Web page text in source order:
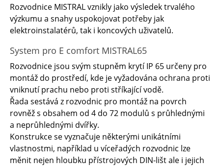
Rozvodnice MISTRAL vznikly jako výsledek trvalého
výzkumu a snahy uspokojovat potřeby jak
elektroinstalatérů, tak i koncových uživatelů.
System pro E comfort MISTRAL65
Rozvodnice jsou svým stupněm krytí IP 65 určeny pro
montáž do prostředí, kde je vyžadována ochrana proti
vniknutí prachu nebo proti stříkající vodě.
Řada sestává z rozvodnic pro montáž na povrch
rovněž s obsahem od 4 do 72 modulů s průhlednými
a neprůhlednými dvířky.
Konstrukce se vyznačuje některými unikátními
vlastnostmi, například u víceřadých rozvodnic lze
měnit nejen hloubku přístrojových DIN-lišt ale i jejich